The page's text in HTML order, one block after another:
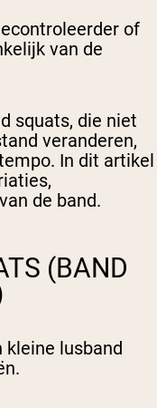
of
van de
squats, die niet
veranderen,
In dit artikel
de band.
(BAND
kleine lusband